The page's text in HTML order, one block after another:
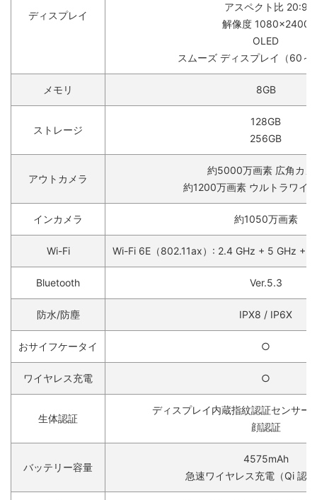
ディスプレイ
アスペクト比 20:9
解像度 1080×2400
OLED
スムーズ ディスプレイ（60～
メモリ 8GB
ストレージ
128GB
256GB
アウトカメラ
約5000万画素 広角カメ
約1200万画素 ウルトラワイ
インカメラ 約1050万画素
Wi-Fi Wi-Fi 6E（802.11ax）: 2.4 GHz + 5 GHz +
Bluetooth Ver.5.3
防水/防塵 IPX8 / IP6X
おサイフケータイ ○
ワイヤレス充電 ○
生体認証
ディスプレイ内蔵指紋認証センサー
顔認証
バッテリー容量
4575mAh
急速ワイヤレス充電（Qi 認